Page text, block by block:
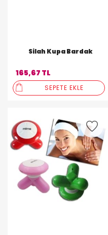
Silah Kupa Bardak
165,67 TL
SEPETE EKLE